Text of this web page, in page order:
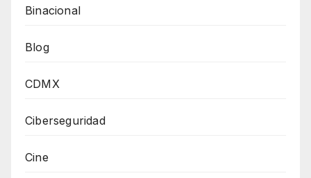
Binacional
Blog
CDMX
Ciberseguridad
Cine